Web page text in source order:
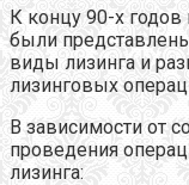
К концу 90-х
были
виды лизинга и
лизинговых
В зависимости от
проведения
лизинга: